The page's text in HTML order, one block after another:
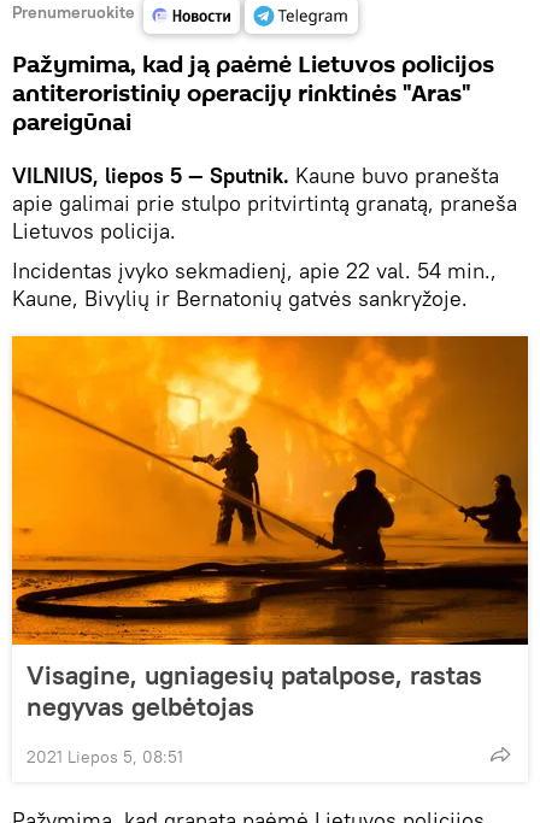
Prenumeruokite
Pažymima, kad ją paėmė Lietuvos policijos
antiteroristinių operacijų rinktinės "Aras"
pareigūnai
VILNIUS, liepos 5 — Sputnik. Kaune buvo pranešta
apie galimai prie stulpo pritvirtintą granatą, praneša
Lietuvos policija.
Incidentas įvyko sekmadienį, apie 22 val. 54 min.,
Kaune, Bivylių ir Bernatonių gatvės sankryžoje.
Visagine, ugniagesių patalpose, rastas
negyvas gelbėtojas
2021 Liepos 5, 08:51